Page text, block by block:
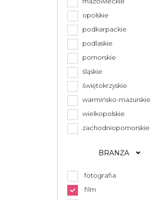
opolskie
podkarpackie
podlaskie
pomorskie
śląskie
świętokrzyskie
warmińsko-mazurskie
wielkopolskie
zachodniopomorskie
BRANŻA
fotografia
film